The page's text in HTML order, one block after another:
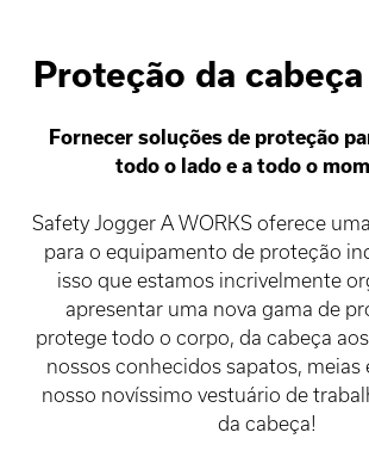
Proteção da
Fornecer soluções de proteção
todo o lado e a todo o
Safety Jogger A WORKS oferece
para o equipamento de proteção
isso que estamos incrivelmente
apresentar uma nova gama de
protege todo o corpo, da cabeça
nossos conhecidos sapatos, meias
nosso novíssimo vestuário de
da cabeça!